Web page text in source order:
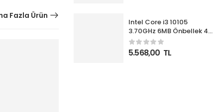
Intel Core i3 10105
3.70GHz 6MB Önbellek 4
Çekirdek 1200 14nm Box
İşlemci (Fanlı)
5.568,00 TL
Fazla Ürün